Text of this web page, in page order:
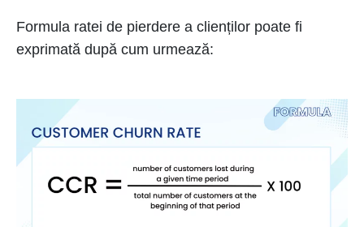
Formula ratei de pierdere a clienților poate fi
exprimată după cum urmează: